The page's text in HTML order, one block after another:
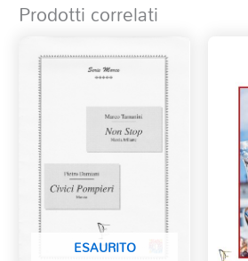
Prodotti correlati
ESAURITO